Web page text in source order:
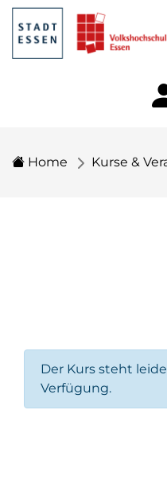
Home Kurse &
Der Kurs steht
Verfügung.